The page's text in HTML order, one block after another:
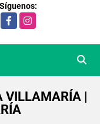
Síguenos:
FacebookInstagram
VILLAMARÍA |